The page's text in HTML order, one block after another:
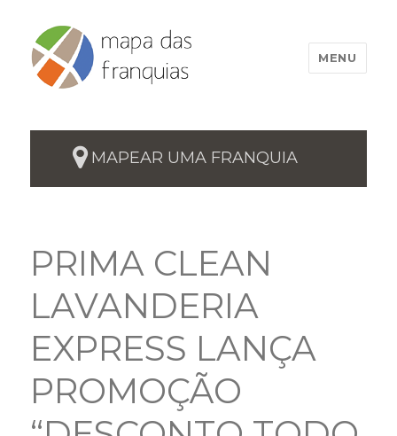
MENU
MAPEAR UMA FRANQUIA
PRIMA CLEAN
LAVANDERIA
EXPRESS LANÇA
PROMOÇÃO